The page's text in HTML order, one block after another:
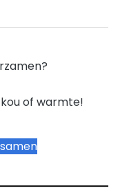
of warmte!